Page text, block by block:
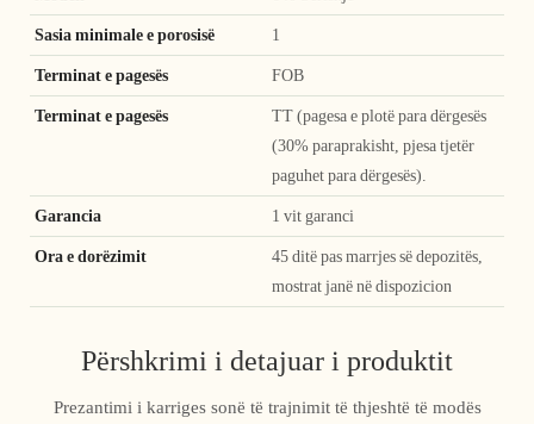
Sasia minimale e porosisë 1
Terminat e pagesës FOB
Terminat e pagesës
TT (pagesa e plotë para dërgesës
(30% paraprakisht, pjesa tjetër
paguhet para dërgesës).
Garancia 1 vit garanci
Ora e dorëzimit
45 ditë pas marrjes së depozitës,
mostrat janë në dispozicion
Përshkrimi i detajuar i produktit
Prezantimi i karriges sonë të trajnimit të thjeshtë të modës